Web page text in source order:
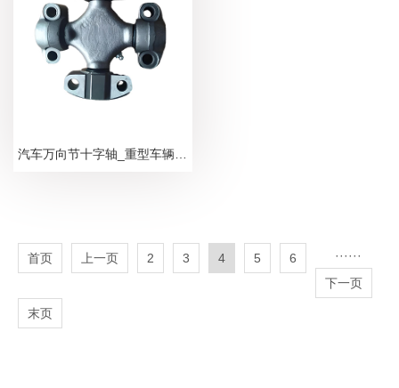
首页 上一页 ···
2 3 4 5 6
···
下一页
末页